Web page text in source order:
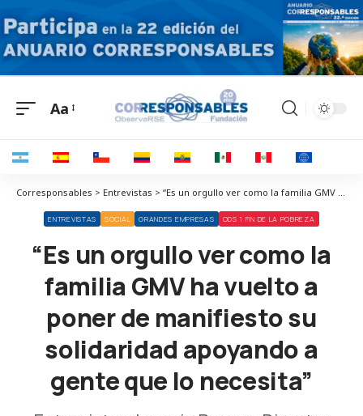
Aa
Corresponsables > Entrevistas > “Es un orgullo ver como la familia GMV ha vuelto a poner de manifiesto su solidaridad apoyando a gente que lo necesita”
ENTREVISTAS SOCIAL GRANDES EMPRESAS ODS 1 FIN DE LA POBREZA
“Es un orgullo ver como la
familia GMV ha vuelto a
poner de manifiesto su
solidaridad apoyando a
gente que lo necesita”